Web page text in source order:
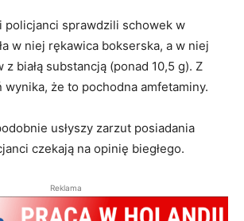
policjanci sprawdzili schowek w
w niej rękawica bokserska, a w niej
białą substancją (ponad 10,5 g). Z
wynika, że to pochodna amfetaminy.
usłyszy zarzut posiadania
czekają na opinię biegłego.
Reklama